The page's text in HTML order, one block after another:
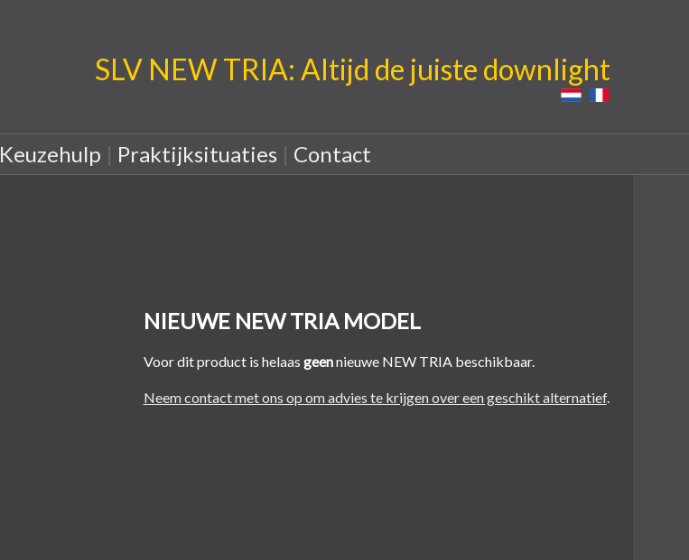
SLV NEW TRIA: Altijd de juiste downlight
Keuzehulp | Praktijksituaties | Contact
NIEUWE NEW TRIA MODEL
Voor dit product is helaas geennieuwe NEW TRIA beschikbaar.
Neem contact met ons op om advies te krijgen over een geschikt alternatief.